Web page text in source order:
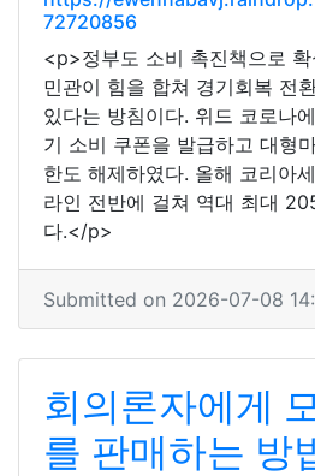
72720856
<p>정부도 소비 촉진책으로
민관이 힘을 합쳐 경기회복 전
있다는 방침이다. 위드 코로나
기 소비 쿠폰을 발급하고 대형
한도 해제하였다. 올해 코리아
라인 전반에 걸쳐 역대 최대
다.</p>
Submitted on 2026-07-08
회의론자에게
를 판매하는 방